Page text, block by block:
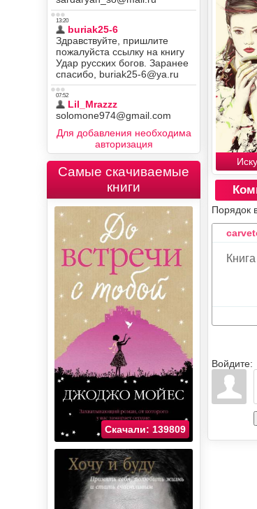
Порядок
Войдите:
Для добавления необходима
авторизация
Самые скачиваемые
книги
Скачали: 139809